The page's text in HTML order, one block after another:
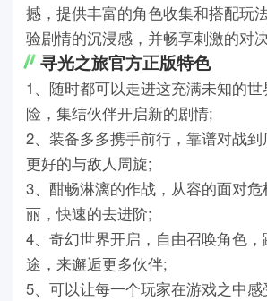
撼，提供丰富的角色收集和搭配玩
验剧情的沉浸感，并畅享刺激的对
寻光之旅官方正版特色
1、随时都可以走进这充满未知的
险，集结伙伴开启新的剧情;
2、装备多多携手前行，靠谱对战到
更好的与敌人周旋;
3、酣畅淋漓的作战，从容的面对
丽，快速的去进阶;
4、奇幻世界开启，自由召唤角色
途，来邂逅更多伙伴;
5、可以让每一个玩家在游戏之中